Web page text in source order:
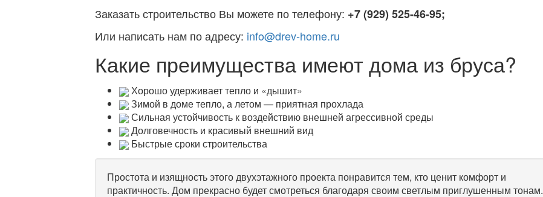
Заказать строительство Вы можете по телефону: +7 (929) 525-46-95;
Или написать нам по адресу: info@drev-home.ru
Какие преимущества имеют дома из бруса?
Хорошо удерживает тепло и «дышит»
Зимой в доме тепло, а летом — приятная прохлада
Сильная устойчивость к воздействию внешней агрессивной среды
Долговечность и красивый внешний вид
Быстрые сроки строительства
Простота и изящность этого двухэтажного проекта понравится тем, кто ценит комфорт и
практичность. Дом прекрасно будет смотреться благодаря своим светлым приглушенным тонам.